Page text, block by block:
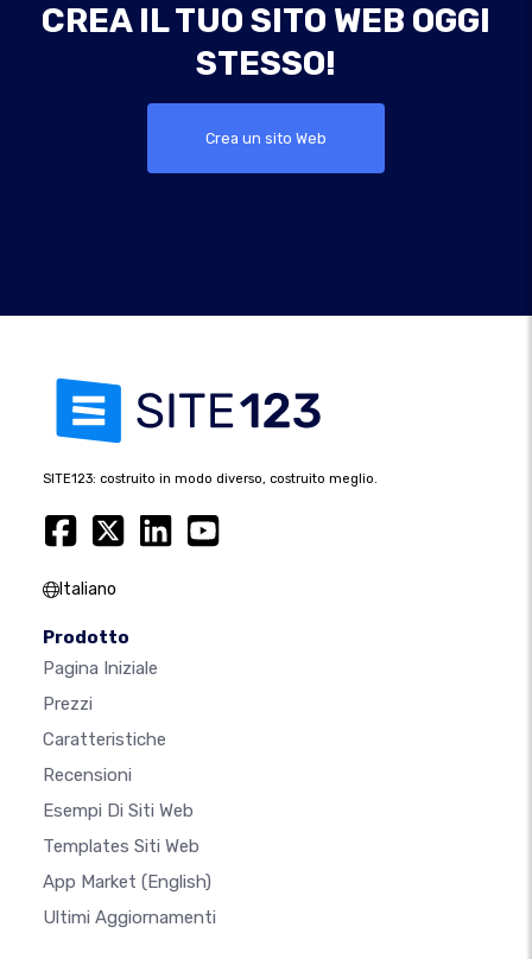
CREA IL TUO SITO WEB OGGI
STESSO!
Crea un sito Web
SITE123: costruito in modo diverso, costruito meglio.
Italiano
Prodotto
Pagina Iniziale
Prezzi
Caratteristiche
Recensioni
Esempi Di Siti Web
Templates Siti Web
App Market (English)
Ultimi Aggiornamenti